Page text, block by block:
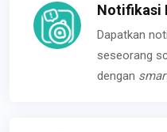
Notifikasi
Dapatkan
seseorang
dengan